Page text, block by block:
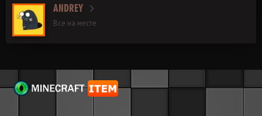
ANDREY
Все на месте